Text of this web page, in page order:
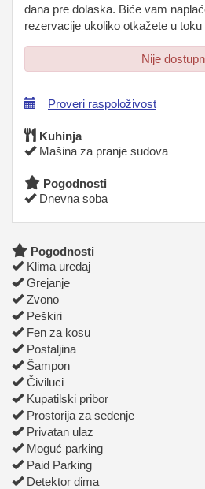
dana pre dolaska. Biće vam
rezervacije ukoliko otkažete u
Nije
Proveri raspoloživost
Kuhinja
Mašina za pranje sudova
Pogodnosti
Dnevna soba
Pogodnosti
Klima uređaj
Grejanje
Zvono
Peškiri
Fen za kosu
Postaljina
Šampon
Čiviluci
Kupatilski pribor
Prostorija za sedenje
Privatan ulaz
Moguć parking
Paid Parking
Detektor dima